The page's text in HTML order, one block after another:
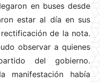
en buses desde
estar al día en sus
de la nota.
observar a quienes
del gobierno.
manifestación había